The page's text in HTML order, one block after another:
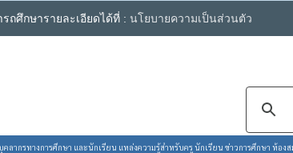
ศึกษารายละเอียดได้ที่ : นโยบายความเป็นส่วนตัว
คลากรทางการศึกษา และนักเรียน แหล่งความรู้สำหรับครู นักเรียน ข่าวการศึกษา ห้อ